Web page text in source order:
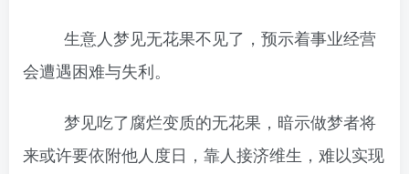
生意人梦见无花果不见了，预示着事业经营
会遭遇困难与失利。
梦见吃了腐烂变质的无花果，暗示做梦者将
来或许要依附他人度日，靠人接济维生，难以实现